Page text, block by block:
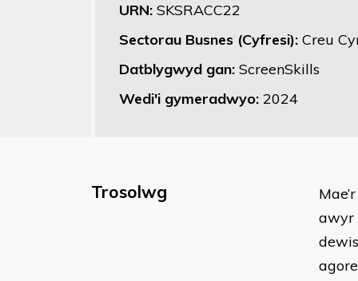
URN: SKSRACC22
Sectorau Busnes (Cyfresi): Creu
Datblygwyd gan: ScreenSkills
Wedi'i gymeradwyo: 2024
Trosolwg
awyr